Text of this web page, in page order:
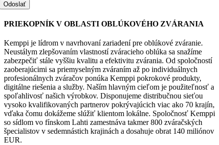
PRIEKOPNÍK V OBLASTI OBLÚKOVÉHO ZVÁRANIA
Kemppi je lídrom v navrhovaní zariadení pre oblúkové zváranie.
Neustálym zlepšovaním vlastností zváracieho oblúka sa snažíme
zabezpečiť stále vyššiu kvalitu a efektivitu zvárania. Od spoločností
zaoberajúcimi sa priemyselným zváraním až po individuálnych
profesionálnych zváračov ponúka Kemppi pokrokové produkty,
digitálne riešenia a služby. Naším hlavným cieľom je použiteľnosť a
spoľahlivosť našich výrobkov. Disponujeme distribučnou sieťou
vysoko kvalifikovaných partnerov pokrývajúcich viac ako 70 krajín,
vďaka čomu dokážeme slúžiť klientom lokálne. Spoločnosť Kemppi
so sídlom vo fínskom Lahti zamestnáva takmer 800 zváračských
špecialistov v sedemnástich krajinách a dosahuje obrat 140 miliónov
EUR.